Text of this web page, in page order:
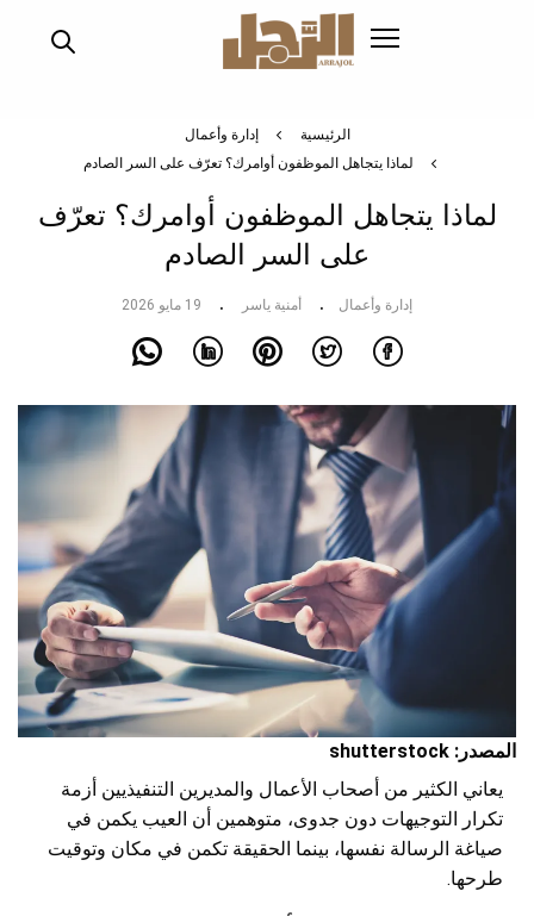
الرئيسية
إدارة وأعمال
لماذا يتجاهل الموظفون أوامرك؟ تعرّف على السر الصادم
لماذا يتجاهل الموظفون أوامرك؟ تعرّف
على السر الصادم
إدارة وأعمال أمنية ياسر 19 مايو 2026
المصدر: shutterstock
يعاني الكثير من أصحاب الأعمال والمديرين التنفيذيين أزمة
تكرار التوجيهات دون جدوى، متوهمين أن العيب يكمن في
صياغة الرسالة نفسها، بينما الحقيقة تكمن في مكان وتوقيت
طرحها.